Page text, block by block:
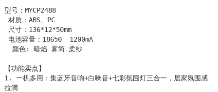
型号：MYCP2488
材质：ABS、PC
【功能卖点】
1. 一机多用：集蓝牙音响+白噪音+七彩氛围灯三合一，居家氛围感
拉满